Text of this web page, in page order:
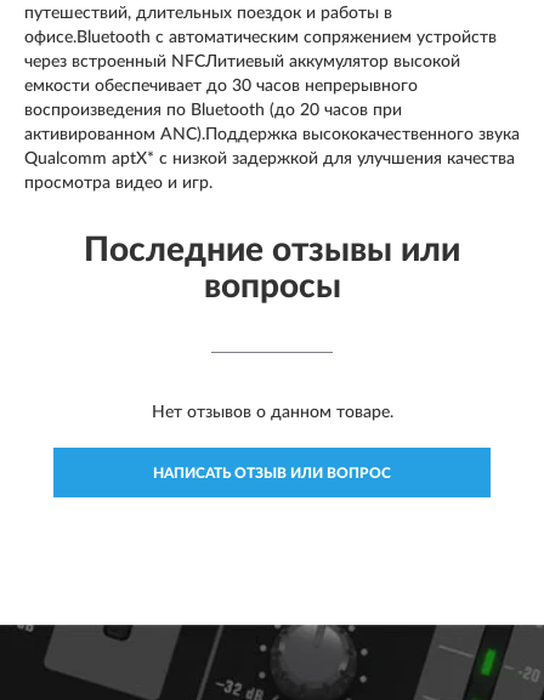
путешествий, длительных поездок и работы в
офисе.Bluetooth с автоматическим сопряжением устройств
через встроенный NFCЛитиевый аккумулятор высокой
емкости обеспечивает до 30 часов непрерывного
воспроизведения по Bluetooth (до 20 часов при
активированном ANC).Поддержка высококачественного звука
Qualcomm aptX* с низкой задержкой для улучшения качества
просмотра видео и игр.
Последние отзывы или
вопросы
Нет отзывов о данном товаре.
НАПИСАТЬ ОТЗЫВ ИЛИ ВОПРОС